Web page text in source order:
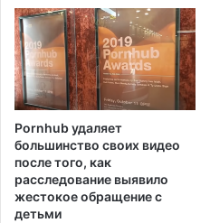
Pornhub удаляет
большинство своих видео
после того, как
расследование выявило
жестокое обращение с
детьми